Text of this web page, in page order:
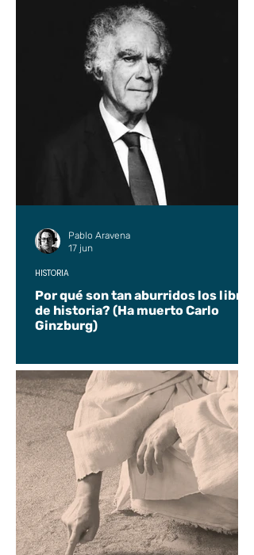
Por qué son tan aburridos los libros
de historia? (Ha muerto Carlo
Ginzburg)
HISTORIA
Pablo Aravena
17 jun